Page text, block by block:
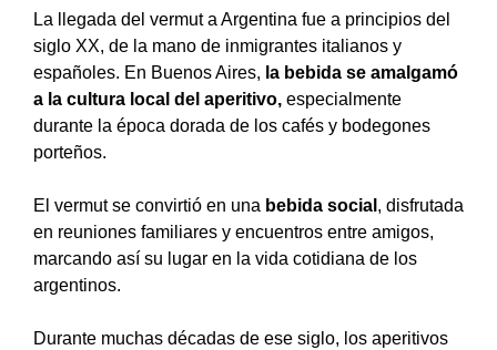
La llegada del vermut a Argentina fue a principios del
siglo XX, de la mano de inmigrantes italianos y
españoles. En Buenos Aires, la bebida se amalgamó
a la cultura local del aperitivo, especialmente
durante la época dorada de los cafés y bodegones
porteños.
El vermut se convirtió en una bebida social , disfrutada
en reuniones familiares y encuentros entre amigos,
marcando así su lugar en la vida cotidiana de los
argentinos.
Durante muchas décadas de ese siglo, los aperitivos